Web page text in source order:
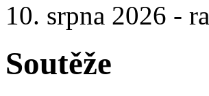
10. srpna 2026 -
Soutěže